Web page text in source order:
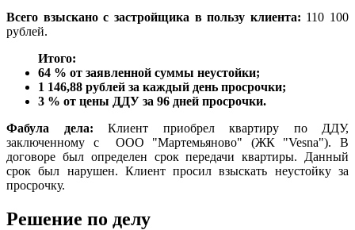
Всего взыскано с застройщика в пользу клиента: 110 100
рублей.
Итого:
64 % от заявленной суммы неустойки;
1 146,88 рублей за каждый день просрочки;
3 % от цены ДДУ за 96 дней просрочки.
Фабула дела: Клиент приобрел квартиру по ДДУ,
заключенному с ООО "Мартемьяново" (ЖК "Vesna"). В
договоре был определен срок передачи квартиры. Данный
срок был нарушен. Клиент просил взыскать неустойку за
просрочку.
Решение по делу